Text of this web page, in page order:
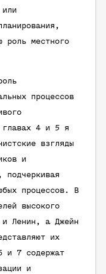
роль местного
процессов
главах 4 и 5 я
взгляды
и
подчеркивая
процессов. В
высокого
и Ленин, а Джейн
их
и 7 содержат
и